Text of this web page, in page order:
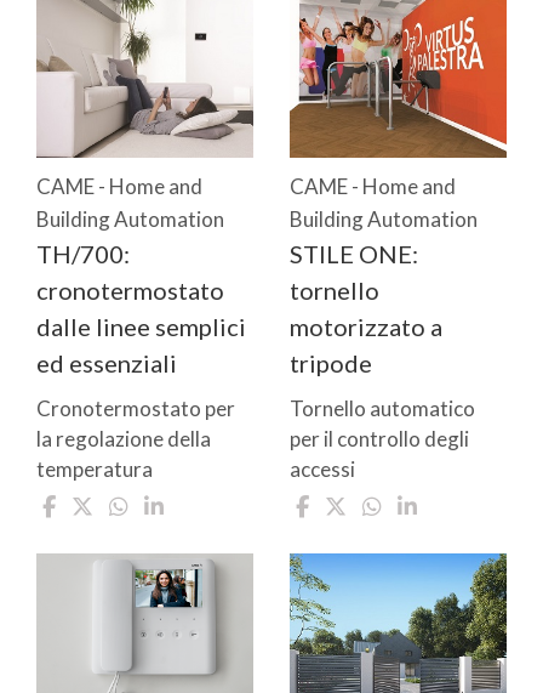
CAME - Home and
Building Automation
TH/700:
cronotermostato
dalle linee semplici
ed essenziali
Cronotermostato per
la regolazione della
temperatura
CAME - Home and
Building Automation
STILE ONE:
tornello
motorizzato a
tripode
Tornello automatico
per il controllo degli
accessi